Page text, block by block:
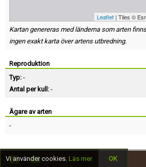
Leaflet | Tiles ©
Kartan genereras med länderna som arten
ingen exakt karta över artens utbredning.
Reproduktion
Typ: -
Antal per kull: -
Ägare av arten
-
Vi använder cookies. Läs mer OK